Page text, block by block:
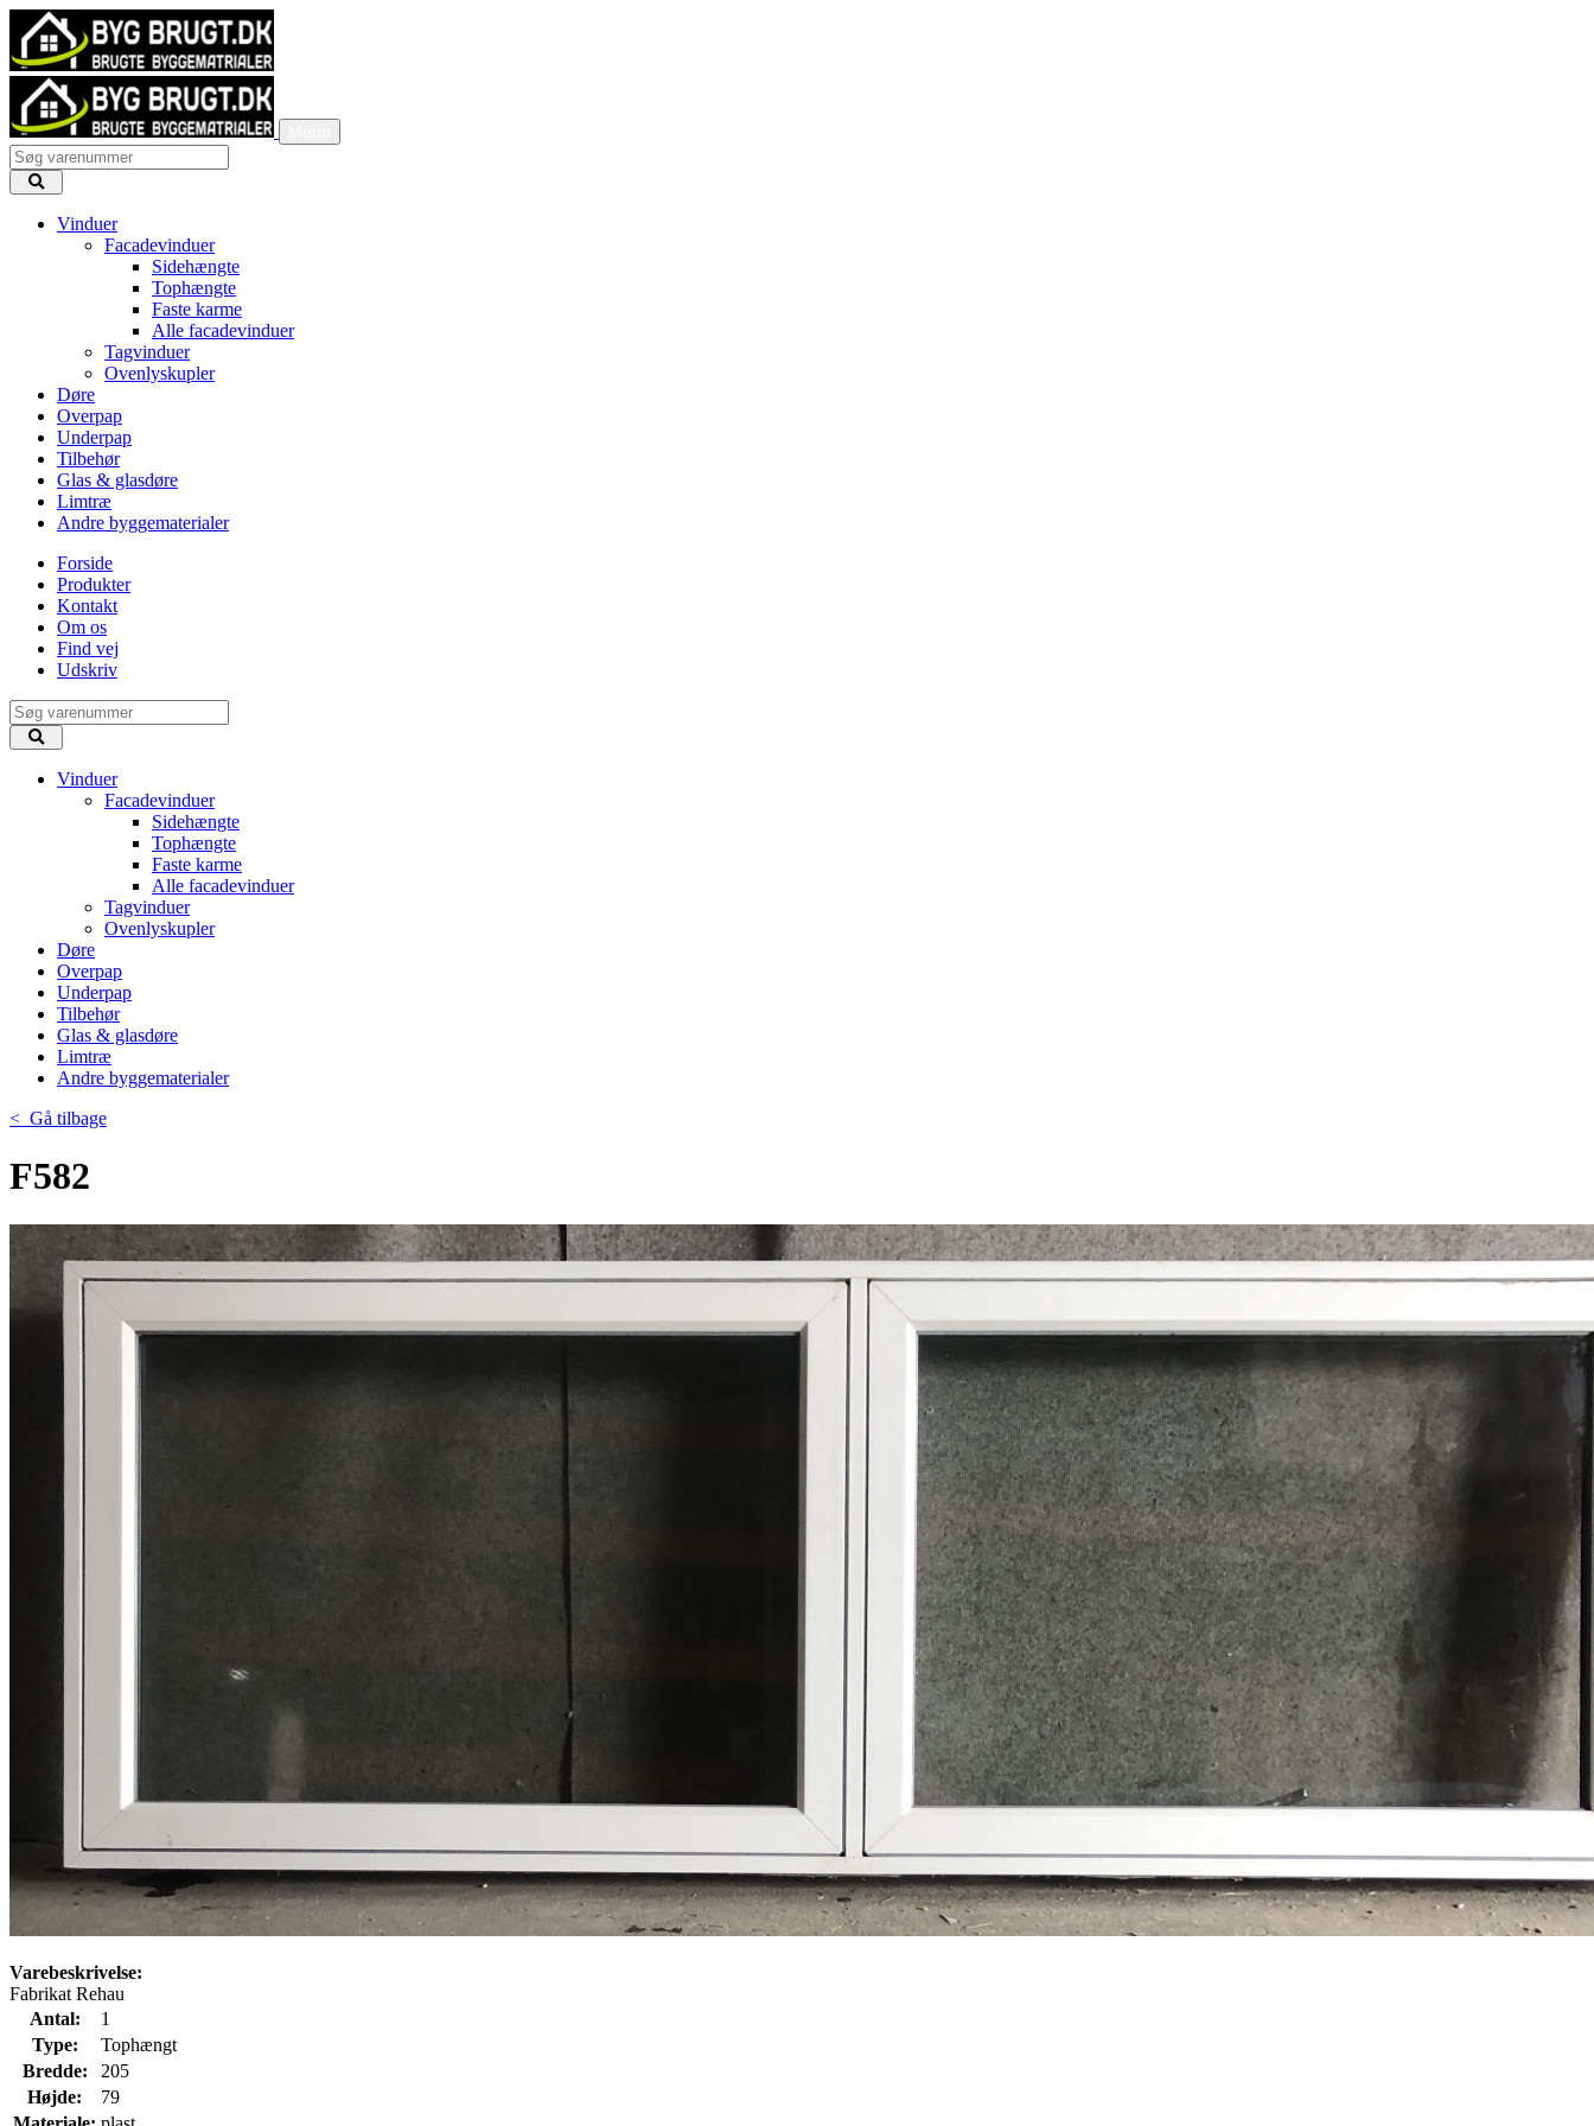
Vinduer
Facadevinduer
Sidehængte
Tophængte
Faste karme
Alle facadevinduer
Tagvinduer
Ovenlyskupler
Døre
Overpap
Underpap
Tilbehør
Glas & glasdøre
Limtræ
Andre byggematerialer
Forside
Produkter
Kontakt
Om os
Find vej
Udskriv
Vinduer
Facadevinduer
Sidehængte
Tophængte
Faste karme
Alle facadevinduer
Tagvinduer
Ovenlyskupler
Døre
Overpap
Underpap
Tilbehør
Glas & glasdøre
Limtræ
Andre byggematerialer
< Gå tilbage
F582
Varebeskrivelse:
Fabrikat Rehau
Antal:
1
Type:
Tophængt
Bredde:
205
Højde:
79